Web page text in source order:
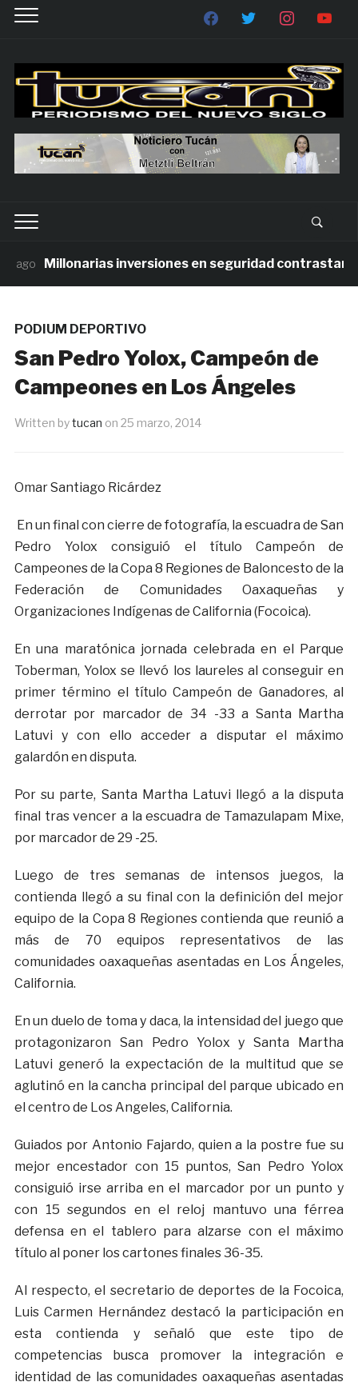
Millonarias inversiones en seguridad contrastan con
PODIUM DEPORTIVO
San Pedro Yolox, Campeón de
Campeones en Los Ángeles
Written bytucan on 25 marzo, 2014
Omar Santiago Ricárdez
En un final con cierre de fotografía, la escuadra de San
Pedro Yolox consiguió el título Campeón de
Campeones de la Copa 8 Regiones de Baloncesto de la
Federación de Comunidades Oaxaqueñas y
Organizaciones Indígenas de California (Focoica).
En una maratónica jornada celebrada en el Parque
Toberman, Yolox se llevó los laureles al conseguir en
primer término el título Campeón de Ganadores, al
derrotar por marcador de 34 -33 a Santa Martha
Latuvi y con ello acceder a disputar el máximo
galardón en disputa.
Por su parte, Santa Martha Latuvi llegó a la disputa
final tras vencer a la escuadra de Tamazulapam Mixe,
por marcador de 29 -25.
Luego de tres semanas de intensos juegos, la
contienda llegó a su final con la definición del mejor
equipo de la Copa 8 Regiones contienda que reunió a
más de 70 equipos representativos de las
comunidades oaxaqueñas asentadas en Los Ángeles,
California.
En un duelo de toma y daca, la intensidad del juego que
protagonizaron San Pedro Yolox y Santa Martha
Latuvi generó la expectación de la multitud que se
aglutinó en la cancha principal del parque ubicado en
el centro de Los Angeles, California.
Guiados por Antonio Fajardo, quien a la postre fue su
mejor encestador con 15 puntos, San Pedro Yolox
consiguió irse arriba en el marcador por un punto y
con 15 segundos en el reloj mantuvo una férrea
defensa en el tablero para alzarse con el máximo
título al poner los cartones finales 36-35.
Al respecto, el secretario de deportes de la Focoica,
Luis Carmen Hernández destacó la participación en
esta contienda y señaló que este tipo de
competencias busca promover la integración e
identidad de las comunidades oaxaqueñas asentadas